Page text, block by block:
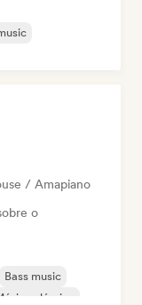
/ Amapiano
o
Bass music
clássica